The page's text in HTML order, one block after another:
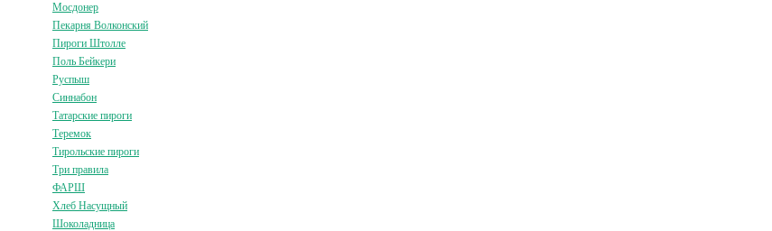
Мосдонер
Пекарня Волконский
Пироги Штолле
Поль Бейкери
Руспыш
Синнабон
Татарские пироги
Теремок
Тирольские пироги
Три правила
ФАРШ
Хлеб Насущный
Шоколадница